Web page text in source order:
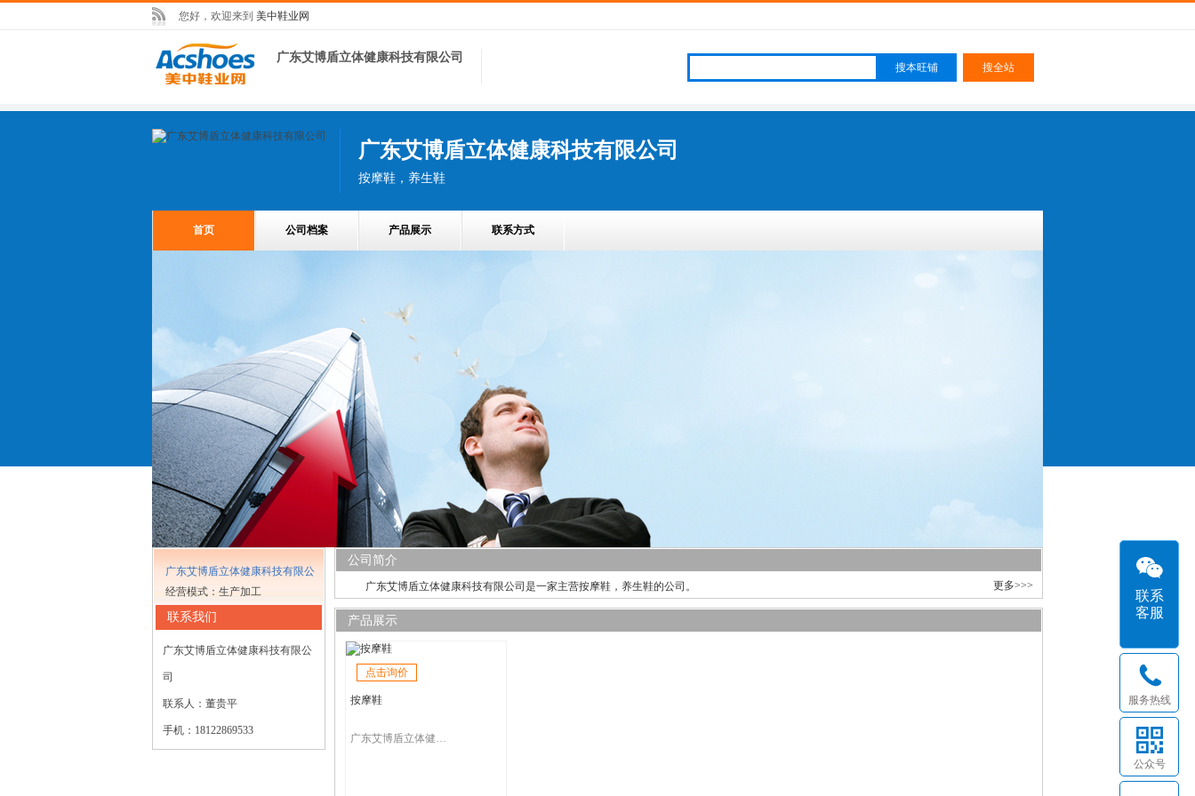
您好，欢迎来到 美中鞋业网
广东艾博盾立体健康科技有限公司
广东艾博盾立体健康科技有限公司
按摩鞋，养生鞋
首页 公司档案 产品展示 联系方式
广东艾博盾立体健康科技有限公
经营模式：生产加工
联系我们
广东艾博盾立体健康科技有限公
司
联系人：董贵平
手机：18122869533
公司简介
广东艾博盾立体健康科技有限公司是一家主营按摩鞋，养生鞋的公司。 更多>>>
产品展示
点击询价
按摩鞋
广东艾博盾立体健康科技有限公司
联系
客服
服务热线
公众号